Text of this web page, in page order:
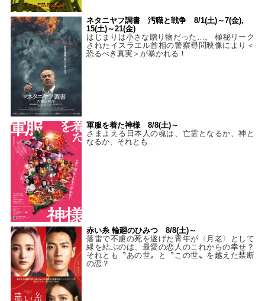
ネタニヤフ調書 汚職と戦争 8/1(土)～7(金),
15(土)～21(金)
はじまりは小さな贈り物だった…。 極秘リーク
されたイスラエル首相の警察尋問映像により＜
恐るべき真実＞が暴かれる！
軍服を着た神様 8/8(土)～
さまよえる日本人の魂は、亡霊となるか、神と
なるか、それとも…
赤い糸 輪廻のひみつ 8/8(土)～
落雷で不慮の死を遂げた青年が〈月老〉として
縁を結ぶのは、最愛の恋人のこれからの幸せ？
それとも〝あの世〟と〝この世〟を越えた禁断
の恋？